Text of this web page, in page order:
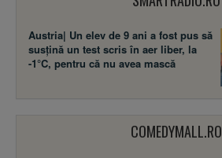
Austria| Un elev de 9 ani a fost pus să
susţină un test scris în aer liber, la
-1°C, pentru că nu avea mască
COMEDYMALL.RO